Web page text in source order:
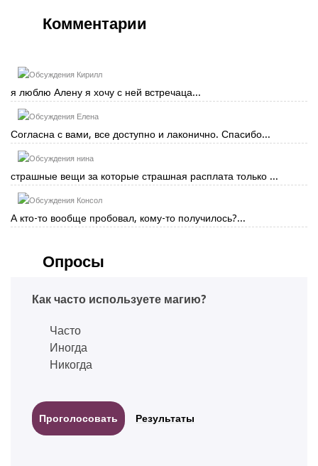
Комментарии
Кирилл
я люблю Алену я хочу с ней встречаца...
Елена
Согласна с вами, все доступно и лаконично. Спасибо...
нина
страшные вещи за которые страшная расплата только ...
Консол
А кто-то вообще пробовал, кому-то получилось?...
Опросы
Как часто используете магию?
Часто
Иногда
Никогда
Результаты